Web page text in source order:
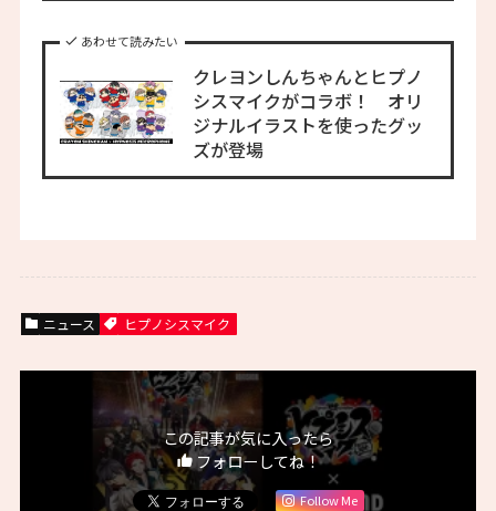
あわせて読みたい
クレヨンしんちゃんとヒプノ
シスマイクがコラボ！ オリ
ジナルイラストを使ったグッ
ズが登場
ニュース ヒプノシスマイク
この記事が気に入ったら
フォローしてね！
Follow Me